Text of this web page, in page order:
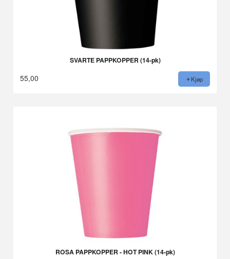
SVARTE PAPPKOPPER (14-pk)
55,00 Kjøp
ROSA PAPPKOPPER - HOT PINK (14-pk)